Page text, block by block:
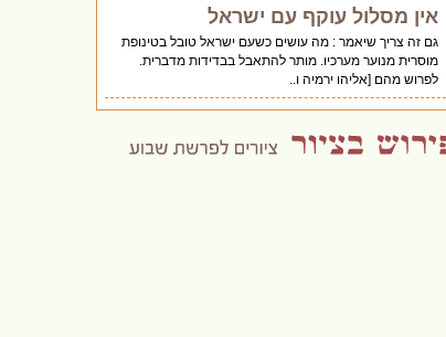
אין מסלול עוקף עם ישראל
גם זה צריך שיאמר : מה עושים כשעם ישראל טובל בטינופת
מוסרית מנוער מערכיו. מותר להתאבל בבדידות מדברית.
לפרוש מהם [אליהו ירמיה ו..